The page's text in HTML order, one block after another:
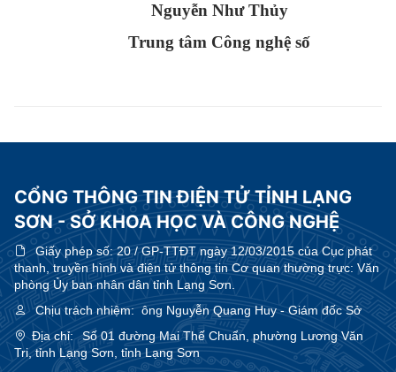
Nguyễn Như Thủy
Trung tâm Công nghệ số
CỔNG THÔNG TIN ĐIỆN TỬ TỈNH LẠNG
SƠN - SỞ KHOA HỌC VÀ CÔNG NGHỆ
Giấy phép số:20 / GP-TTĐT ngày 12/03/2015 của Cục phát
thanh, truyền hình và điện tử thông tin Cơ quan thường trực: Văn
phòng Ủy ban nhân dân tỉnh Lạng Sơn.
Chịu trách nhiệm:ông Nguyễn Quang Huy - Giám đốc Sở
Địa chỉ:
Số 01 đường Mai Thế Chuẩn, phường Lương Văn
Tri, tỉnh Lạng Sơn, tỉnh Lạng Sơn